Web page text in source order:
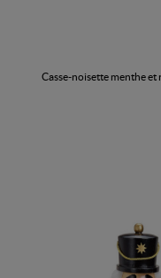
casse-noisette menthe